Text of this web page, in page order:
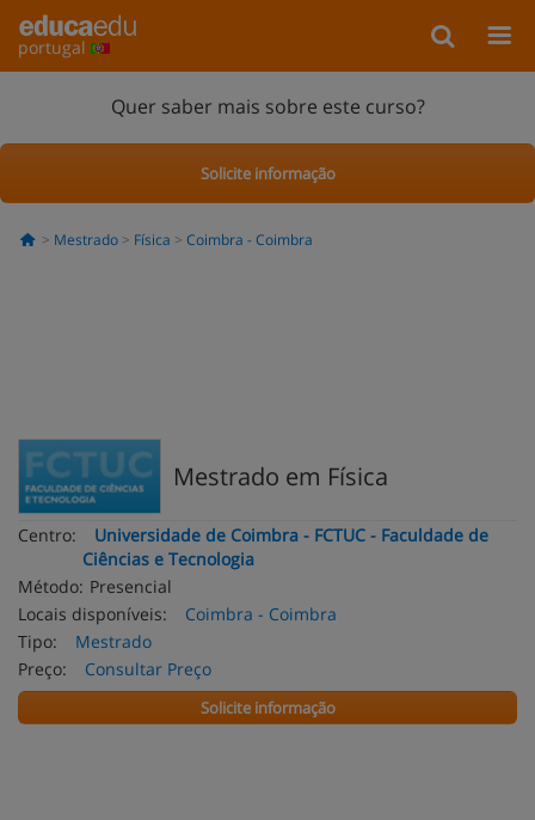
portugal
Quer saber mais sobre este curso?
Solicite informação
Mestrado Física Coimbra - Coimbra
Mestrado em Física
Centro:
Universidade de Coimbra - FCTUC - Faculdade de
Ciências e Tecnologia
Método: Presencial
Locais disponíveis:
Coimbra - Coimbra
Tipo:
Mestrado
Preço:
Consultar Preço
Solicite informação